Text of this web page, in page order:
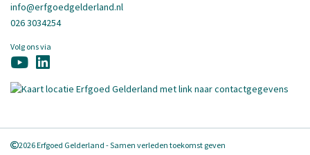
info@erfgoedgelderland.nl
026 3034254
Volg ons via
2026 Erfgoed Gelderland - Samen verleden toekomst geven